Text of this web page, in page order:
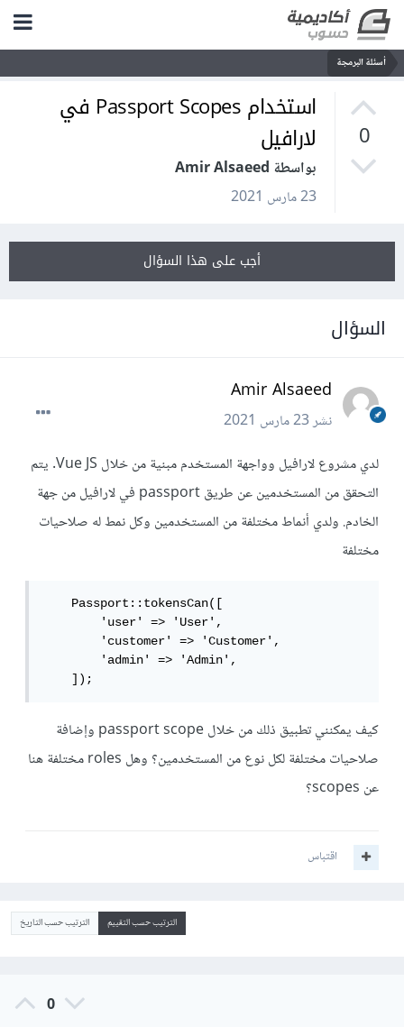
أسئلة البرمجة
0
استخدام Passport Scopes في
لارافيل
بواسطة Amir Alsaeed
23 مارس 2021
أجب على هذا السؤال
السؤال
Amir Alsaeed
نشر23 مارس 2021
لدي مشروع لارافيل وواجهة المستخدم مبنية من خلال Vue JS. يتم
التحقق من المستخدمين عن طريق passport في لارافيل من جهة
الخادم. ولدي أنماط مختلفة من المستخدمين وكل نمط له صلاحيات
مختلفة
    Passport::tokensCan([
        'user' => 'User',
        'customer' => 'Customer',
        'admin' => 'Admin',
    ]);
كيف يمكنني تطبيق ذلك من خلال passport scope وإضافة
صلاحيات مختلفة لكل نوع من المستخدمين؟ وهل roles مختلفة هنا
عن scopes؟
اقتباس
الترتيب حسب التقييم الترتيب حسب التاريخ
0